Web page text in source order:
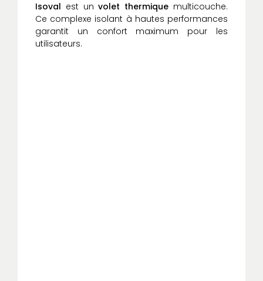
Isoval est unvolet thermique multicouche.
Ce complexe isolant à hautes performances
garantit un confort maximum pour les
utilisateurs.